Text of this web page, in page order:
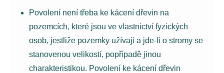
Povolení není třeba ke kácení dřevin na
pozemcích, které jsou ve vlastnictví fyzických
osob, jestliže pozemky užívají a jde-li o stromy se
stanovenou velikostí, popřípadě jinou
charakteristikou. Povolení ke kácení dřevin